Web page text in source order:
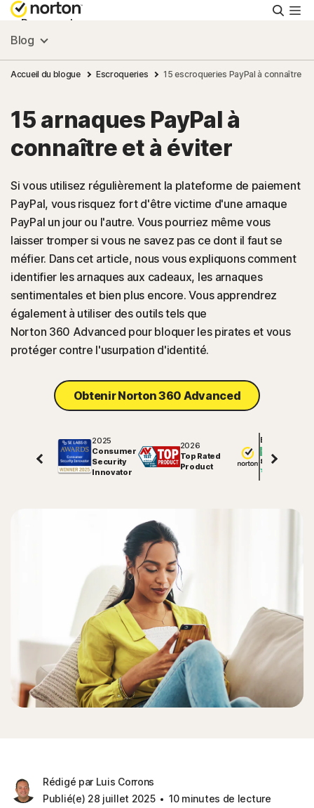
Personnel
Small Business
Ressources
Support
Essayer gratuitement
France
Connexion
Blog
Accueil du blogue Escroqueries 15 escroqueries PayPal à connaître et
15 arnaques PayPal à
connaître et à éviter
Si vous utilisez régulièrement la plateforme de paiement
PayPal, vous risquez fort d'être victime d'une arnaque
PayPal un jour ou l'autre. Vous pourriez même vous
laisser tromper si vous ne savez pas ce dont il faut se
méfier. Dans cet article, nous vous expliquons comment
identifier les arnaques aux cadeaux, les arnaques
sentimentales et bien plus encore. Vous apprendrez
également à utiliser des outils tels que
Norton 360 Advanced pour bloquer les pirates et vous
protéger contre l'usurpation d'identité.
Obtenir Norton 360 Advanced
2025
Consumer
Security
Innovator
2026
Top Rated
Product
Excellent
81816
Rédigé par Luis Corrons
Publié(e) 28 juillet 2025
10 minutes de lecture